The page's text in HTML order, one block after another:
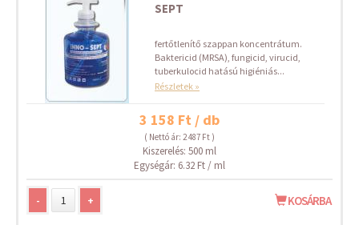
SEPT
fertőtlenítő szappan koncentrátum.
Baktericid (MRSA), fungicid, virucid,
tuberkulocid hatású higiéniás...
Részletek »
3 158 Ft / db
( Nettó ár: 2 487 Ft )
Kiszerelés: 500 ml
Egységár: 6.32 Ft / ml
- + KOSÁRBA